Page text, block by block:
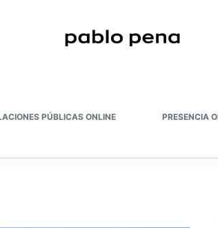
PÚBLICAS ONLINE PRESENCIA